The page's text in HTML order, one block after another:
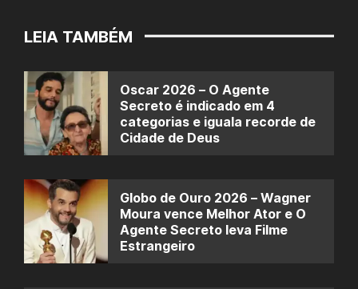
LEIA TAMBÉM
Oscar 2026 – O Agente
Secreto é indicado em 4
categorias e iguala recorde de
Cidade de Deus
Globo de Ouro 2026 – Wagner
Moura vence Melhor Ator e O
Agente Secreto leva Filme
Estrangeiro